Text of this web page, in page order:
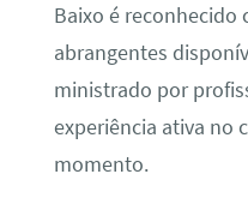
Baixo é reconhecido
abrangentes
ministrado por
experiência ativa no
momento.